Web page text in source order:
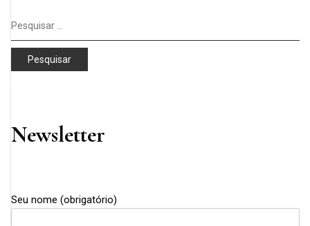
Pesquisar
por:
Newsletter
Seu nome (obrigatório)